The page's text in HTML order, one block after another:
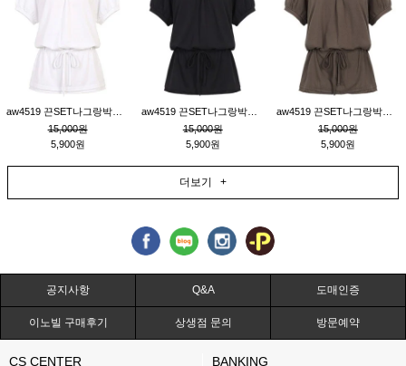
15,000원
5,900원
15,000원
5,900원
15,000원
5,900원
더보기 +
공지사항 Q&A 도매인증
이노빌 구매후기 상생점 문의 방문예약
CS CENTER BANKING